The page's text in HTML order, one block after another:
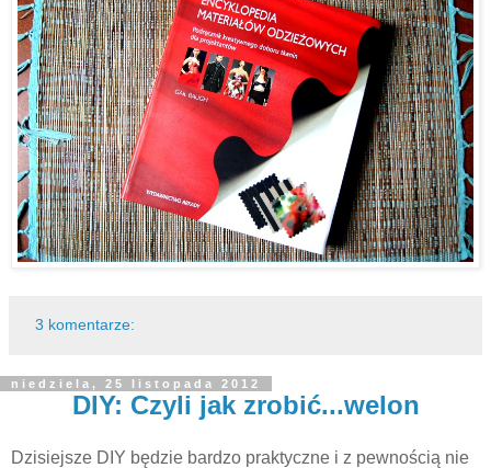
3 komentarze:
niedziela, 25 listopada 2012
DIY: Czyli jak zrobić...welon
Dzisiejsze DIY będzie bardzo praktyczne i z pewnością nie